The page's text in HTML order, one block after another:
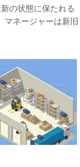
の状態に保たれる
マネージャーは新旧